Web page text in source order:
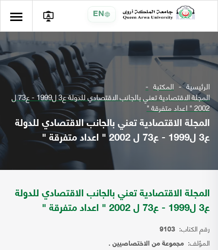
EN
الرئيسية المكتبة
المجلة الاقتصادية تعني بالجانب الاقتصادي للدولة ع3 ل1999 - ع73 ل
2002 " اعداد متفرقة "
المجلة الاقتصادية تعني بالجانب الاقتصادي للدولة
ع3 ل1999 - ع73 ل 2002 " اعداد متفرقة "
المجلة الاقتصادية تعني بالجانب الاقتصادي للدولة
ع3 ل1999 - ع73 ل 2002 " اعداد متفرقة "
رقم الكتاب: 9103
المؤلف: مجموعة من الاختصاصيين .